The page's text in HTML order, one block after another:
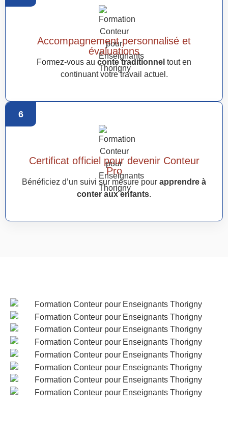
Accompagnement personnalisé et
évaluations
Formez-vous au conte traditionnel tout en
continuant votre travail actuel.
6
Certificat officiel pour devenir Conteur
Pro
Bénéficiez d’un suivi sur mesure pour apprendre à
conter aux enfants.